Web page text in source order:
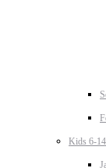
Kids 6-